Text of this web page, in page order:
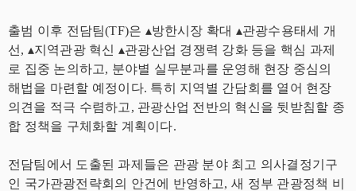
출범 이후 전담팀(TF)은 ▴방한시장 확대 ▴관광수용태세 개
선, ▴지역관광 혁신 ▴관광산업 경쟁력 강화 등을 핵심 과제
로 집중 논의하고, 분야별 실무분과를 운영해 현장 중심의
해법을 마련할 예정이다. 특히 지역별 간담회를 열어 현장
의견을 적극 수렴하고, 관광산업 전반의 혁신을 뒷받침할 종
합 정책을 구체화할 계획이다.
전담팀에서 도출된 과제들은 관광 분야 최고 의사결정기구
인 국가관광전략회의 안건에 반영하고, 새 정부 관광정책 비